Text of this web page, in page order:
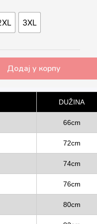
3XL
Додај у корпу
DUŽINA
66cm
72cm
74cm
76cm
80cm